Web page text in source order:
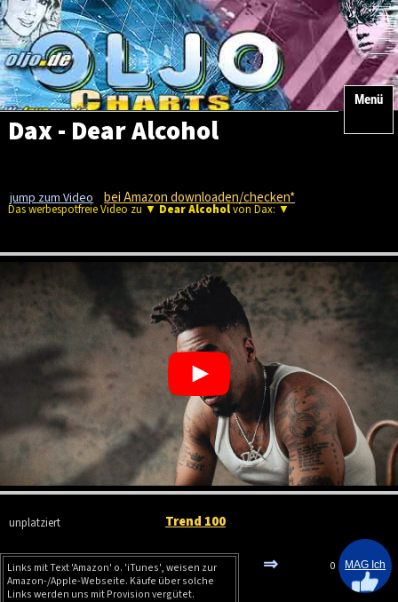
Menü
Dax - Dear Alcohol
jump zum Video bei Amazon downloaden/checken*
Das werbespotfreie Video zu ▼ Dear Alcoholvon Dax: ▼
unplatziert Trend 100
Links mit Text 'Amazon' o. 'iTunes', weisen zur
Amazon-/Apple-Webseite. Käufe über solche
Links werden uns mit Provision vergütet.
⇒ 0